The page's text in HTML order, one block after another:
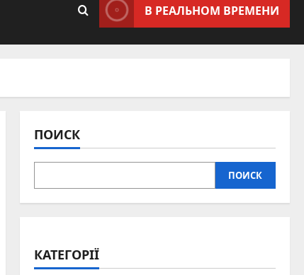
В РЕАЛЬНОМ ВРЕМЕНИ
ПОИСК
ПОИСК
КАТЕГОРІЇ